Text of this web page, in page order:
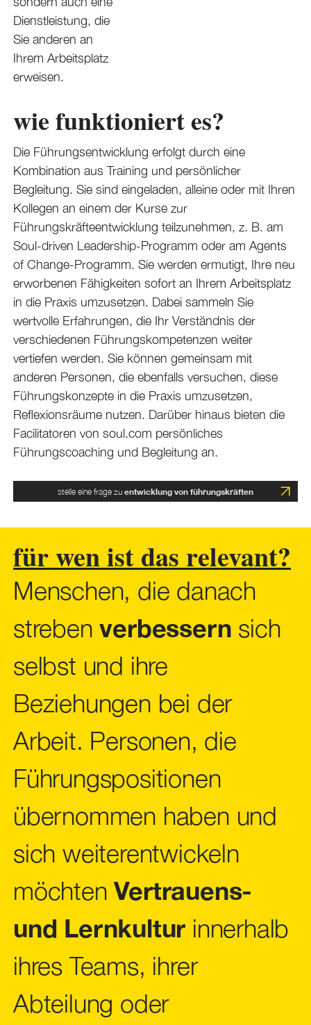
Dienstleistung, die
Sie anderen an
Ihrem Arbeitsplatz
erweisen.
wie funktioniert es?
Die Führungsentwicklung erfolgt durch eine
Kombination aus Training und persönlicher
Begleitung. Sie sind eingeladen, alleine oder mit Ihren
Kollegen an einem der Kurse zur
Führungskräfteentwicklung teilzunehmen, z. B. am
Soul-driven Leadership-Programm oder am Agents
of Change-Programm. Sie werden ermutigt, Ihre neu
erworbenen Fähigkeiten sofort an Ihrem Arbeitsplatz
in die Praxis umzusetzen. Dabei sammeln Sie
wertvolle Erfahrungen, die Ihr Verständnis der
verschiedenen Führungskompetenzen weiter
vertiefen werden. Sie können gemeinsam mit
anderen Personen, die ebenfalls versuchen, diese
Führungskonzepte in die Praxis umzusetzen,
Reflexionsräume nutzen. Darüber hinaus bieten die
Facilitatoren von soul.com persönliches
Führungscoaching und Begleitung an.
stelle eine frage zu entwicklung von führungskräften
für wen ist das relevant?
Menschen, die danach
strebenverbessern sich
selbst und ihre
Beziehungen bei der
Arbeit. Personen, die
Führungspositionen
übernommen haben und
sich weiterentwickeln
möchtenVertrauens-
und Lernkultur innerhalb
ihres Teams, ihrer
Abteilung oder